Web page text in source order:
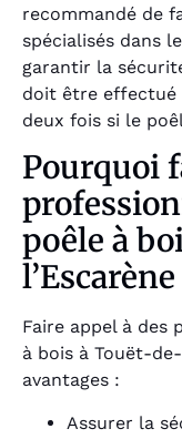
recommandé de
spécialisés dans
garantir la
doit être effectué
deux fois si le
Pourquoi
poêle à
l’Escarène
Faire appel à des
à bois à Touët-
avantages :
Assurer la